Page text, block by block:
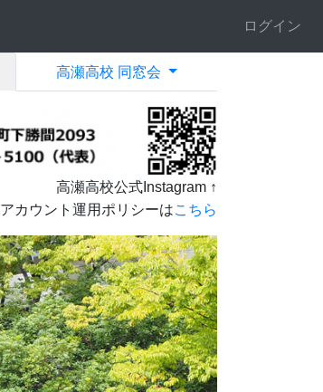
ログイン
高瀬高校 同窓会
高瀬高校公式Instagram ↑
アカウント運用ポリシーはこちら